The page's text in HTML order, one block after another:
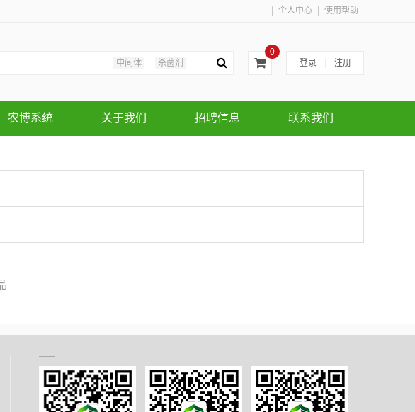
个人中心 使用帮助
登录 注册
0
中间体
杀菌剂
农博系统 关于我们 招聘信息 联系我们